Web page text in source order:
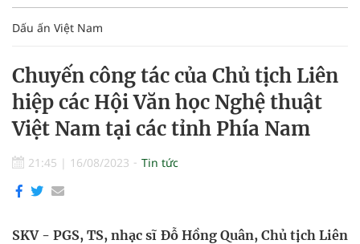
Dấu ấn Việt Nam
Chuyến công tác của Chủ tịch Liên
hiệp các Hội Văn học Nghệ thuật
Việt Nam tại các tỉnh Phía Nam
21:45 | 16/08/2023 Tin tức
SKV - PGS, TS, nhạc sĩ Đỗ Hồng Quân, Chủ tịch Liên